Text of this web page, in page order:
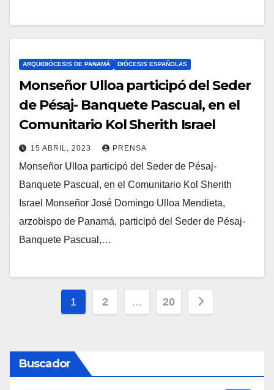
C
M
E
I
O
S
ARQUIDIÓCESIS DE PANAMÁ DIÓCESIS ESPAÑOLAS
Monseñor Ulloa participó del Seder
de Pésaj- Banquete Pascual, en el
Comunitario Kol Sherith Israel
15 ABRIL, 2023 PRENSA
N
O
H
A
O
E
Monseñor Ulloa participó del Seder de Pésaj-
Banquete Pascual, en el Comunitario Kol Sherith
Israel Monseñor José Domingo Ulloa Mendieta,
arzobispo de Panamá, participó del Seder de Pésaj-
Banquete Pascual,…
Paginación
entradas
1 2 … 20
Buscador